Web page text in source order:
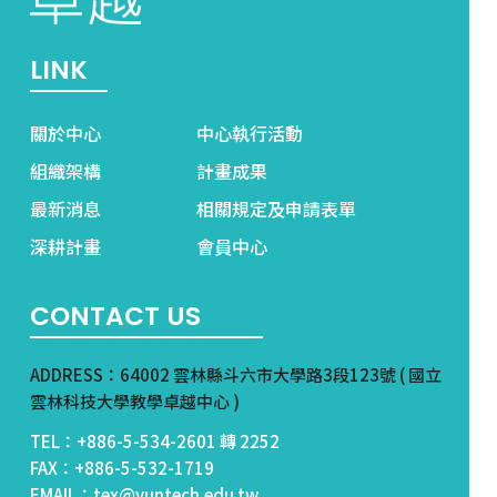
LINK
關於中心
中心執行活動
組織架構
計畫成果
最新消息
相關規定及申請表單
深耕計畫
會員中心
CONTACT US
ADDRESS：64002 雲林縣斗六市大學路3段123號 ( 國立
雲林科技大學教學卓越中心 )
TEL：+886-5-534-2601 轉 2252
FAX：+886-5-532-1719